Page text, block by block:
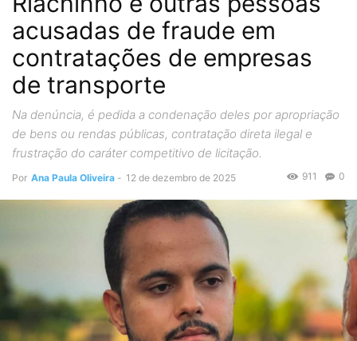
acusadas de fraude em
contratações de empresas
de transporte
Na denúncia, é pedida a condenação deles por apropriação
de bens ou rendas públicas, contratação direta ilegal e
frustração do caráter competitivo de licitação.
Por Ana Paula Oliveira - 12 de dezembro de 2025 0
911